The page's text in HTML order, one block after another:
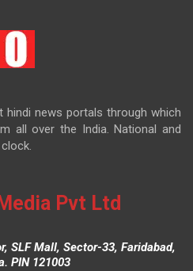
news portals through which
all over the India. National and
Pvt Ltd
SLF Mall, Sector-33, Faridabad,
PIN 121003